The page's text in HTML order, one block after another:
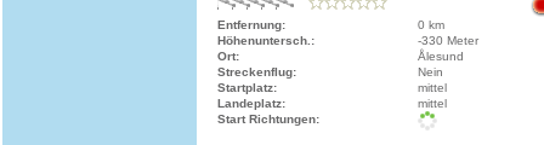
Entfernung:
0 km
Höhenuntersch.:
-330 Meter
Ort:
Ålesund
Streckenflug:
Nein
Startplatz:
mittel
Landeplatz:
mittel
Start Richtungen: